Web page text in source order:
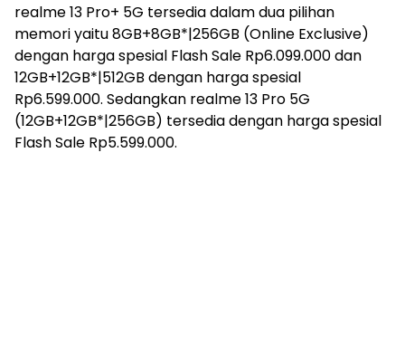
realme 13 Pro+ 5G tersedia dalam dua pilihan
memori yaitu 8GB+8GB*|256GB (Online Exclusive)
dengan harga spesial Flash Sale Rp6.099.000 dan
12GB+12GB*|512GB dengan harga spesial
Rp6.599.000. Sedangkan realme 13 Pro 5G
(12GB+12GB*|256GB) tersedia dengan harga spesial
Flash Sale Rp5.599.000.